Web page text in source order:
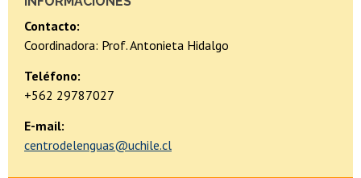
Contacto:
Coordinadora: Prof. Antonieta Hidalgo
Teléfono:
+562 29787027
E-mail:
centrodelenguas@uchile.cl